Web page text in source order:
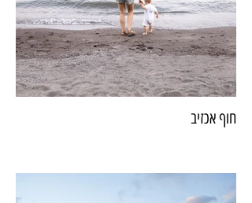
חוף אכזיב